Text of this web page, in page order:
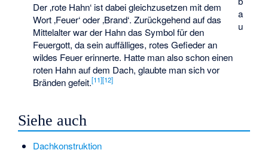
a
u
Der ‚rote Hahn‘ ist dabei gleichzusetzen mit dem
Wort ‚Feuer‘ oder ‚Brand‘. Zurückgehend auf das
Mittelalter war der Hahn das Symbol für den
Feuergott, da sein auffälliges, rotes Gefieder an
wildes Feuer erinnerte. Hatte man also schon einen
roten Hahn auf dem Dach, glaubte man sich vor
Bränden gefeit.[11][12]
Siehe auch
Dachkonstruktion